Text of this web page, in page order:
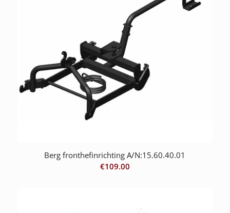
Berg fronthefinrichting A/N:15.60.40.01
€109.00